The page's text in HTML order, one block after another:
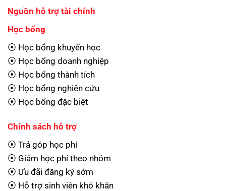
Nguồn hỗ trợ tài chính
Học bổng
⦿ Học bổng khuyến học
⦿ Học bổng doanh nghiệp
⦿ Học bổng thành tích
⦿ Học bổng nghiên cứu
⦿ Học bổng đặc biệt
Chính sách hỗ trợ
⦿ Trả góp học phí
⦿ Giảm học phí theo nhóm
⦿ Ưu đãi đăng ký sớm
⦿ Hỗ trợ sinh viên khó khăn